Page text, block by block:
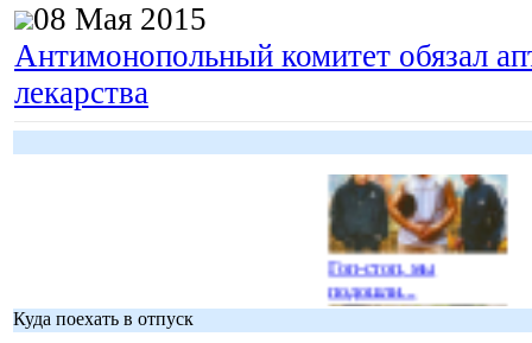
08 Мая 2015
Антимонопольный комитет обязал
лекарства
Гоп-стоп, мы
подошли...
Куда поехать в отпуск